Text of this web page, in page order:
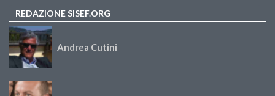
REDAZIONE SISEF.ORG
Andrea Cutini